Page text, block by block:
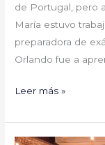
de Portugal, pero
María estuvo
preparadora de
Orlando fue a
Leer más »